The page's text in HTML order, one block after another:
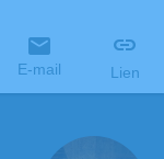
E-mail Lien